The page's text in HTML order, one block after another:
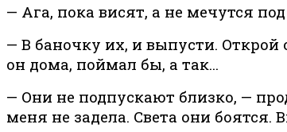
— Ага, пока висят, а не мечутся
— В баночку их, и выпусти.
он дома, поймал бы, а так...
— Они не подпускают близко, —
меня не задела. Света они